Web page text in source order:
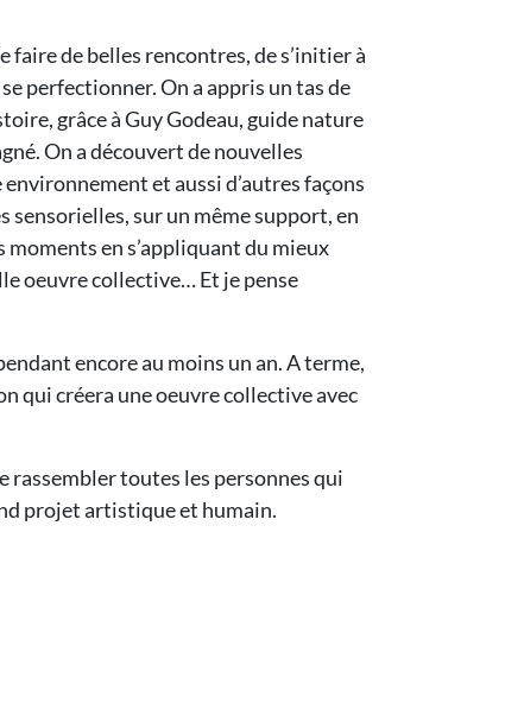
faire de belles rencontres, de s’initier à
perfectionner. On a appris un tas de
grâce à Guy Godeau, guide nature
On a découvert de nouvelles
et aussi d’autres façons
sensorielles, sur un même support, en
moments en s’appliquant du mieux
oeuvre collective… Et je pense
encore au moins un an. A terme,
qui créera une oeuvre collective avec
rassembler toutes les personnes qui
projet artistique et humain.